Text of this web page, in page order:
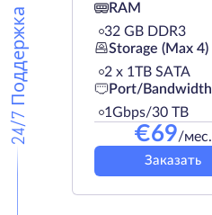
24/7 Поддержка
RAM
32 GB DDR3
Storage (Max 4)
2 х 1TB SATA
Port/Bandwidth
1Gbps/30 TB
€69/мес.
Заказать